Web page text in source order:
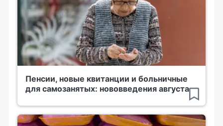
Пенсии, новые квитанции и больничные
для самозанятых: нововведения августа